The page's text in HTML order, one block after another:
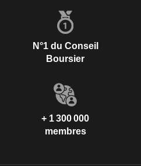
N°1 du Conseil
Boursier
+ 1 300 000
membres